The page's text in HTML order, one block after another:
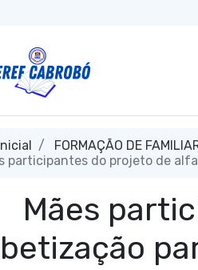
FORMAÇÃO DE
participantes do projeto de
Mães